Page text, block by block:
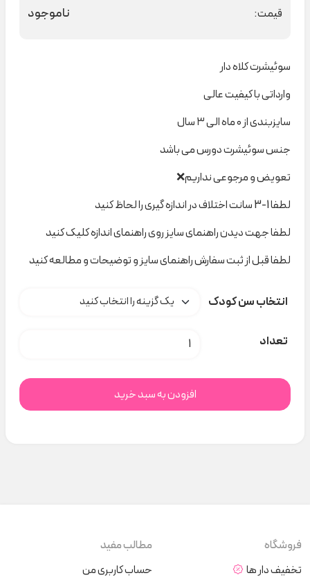
قیمت: ناموجود
سوئیشرت کلاه دار
وارداتی با کیفیت عالی
سایزبندی از ۰ ماه الی ۳ سال
جنس سوئیشرت دورس می باشد
تعویض و مرجوعی نداریم❌
لطفا 1-3 سانت اختلاف در اندازه گیری را لحاظ کنید
لطفا جهت دیدن راهنمای سایز روی راهنمای اندازه کلیک کنید
لطفا قبل از ثبت سفارش راهنمای سایز و توضیحات و مطالعه کنید
انتخاب سن کودک
تعداد سوئیشرت زرد دایناسور fox& bunny کد t000371 عدد
افزودن به سبد خرید
فروشگاه
تخفیف دار ها
مطالب مفید
حساب کاربری من